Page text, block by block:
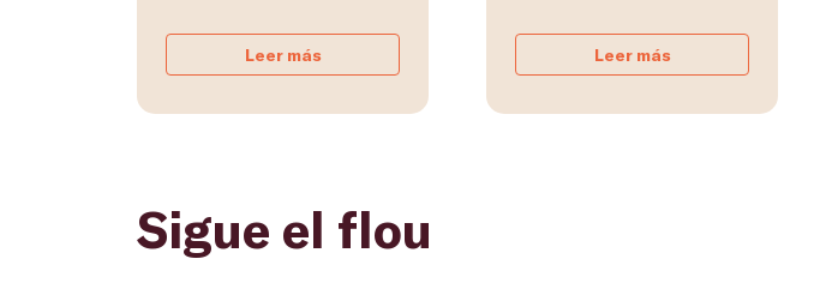
Leer más Leer más
Sigue el flou